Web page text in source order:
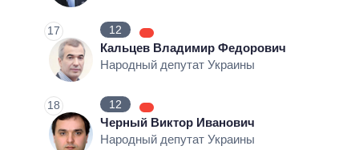
17 12
Кальцев Владимир Федорович
Народный депутат Украины
18 12
Черный Виктор Иванович
Народный депутат Украины